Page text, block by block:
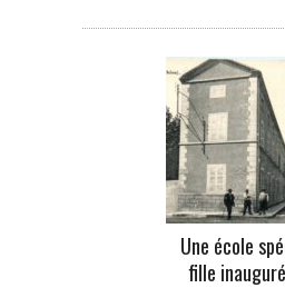
Une école
fille